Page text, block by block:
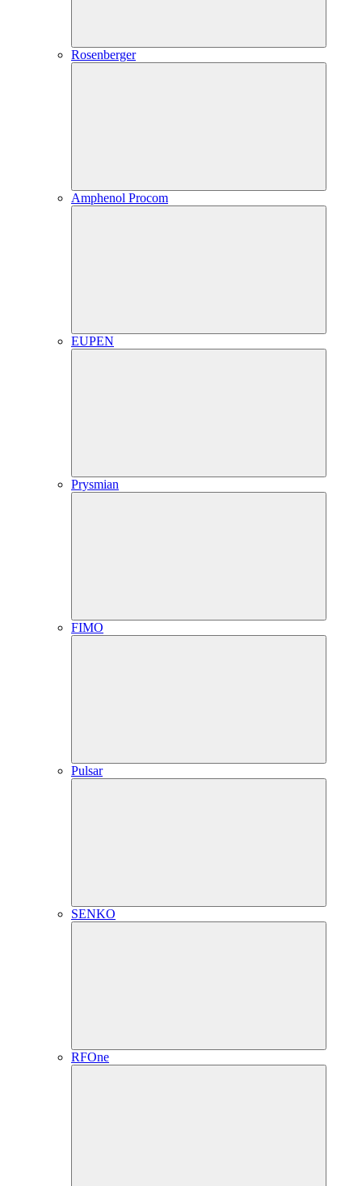
Rosenberger
Amphenol Procom
EUPEN
Prysmian
FIMO
Pulsar
SENKO
RFOne